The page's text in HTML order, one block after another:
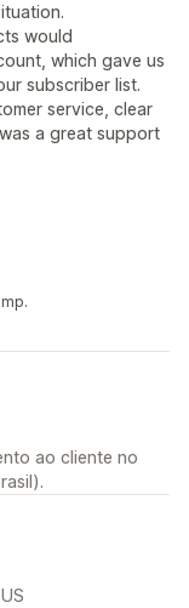
would
which gave us
subscriber list.
service, clear
a great support
ao cliente no